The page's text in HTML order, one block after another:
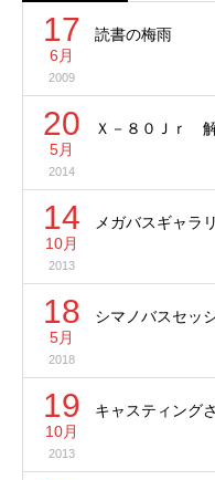
17
6月
2009
読書の梅雨
20
5月
2014
Ｘ－８０Ｊｒ
14
10月
2013
メガバスギャラ
18
5月
2018
シマノバスセッ
19
10月
2013
キャスティング